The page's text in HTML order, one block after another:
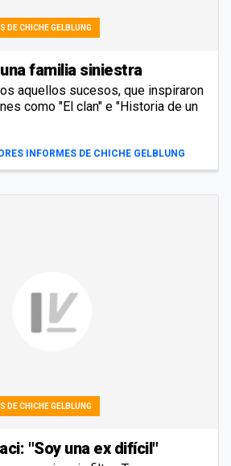
DE CHICHE GELBLUNG
familia siniestra
aquellos sucesos, que inspiraron
como "El clan" e "Historia de un
INFORMES DE CHICHE GELBLUNG
DE CHICHE GELBLUNG
"Soy una ex difícil"